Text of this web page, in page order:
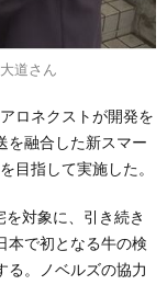
道さん
ロネクストが開発を
を融合した新スマー
目指して実施した。
対象に、引き続き
本で初となる牛の検
る。ノベルズの協力